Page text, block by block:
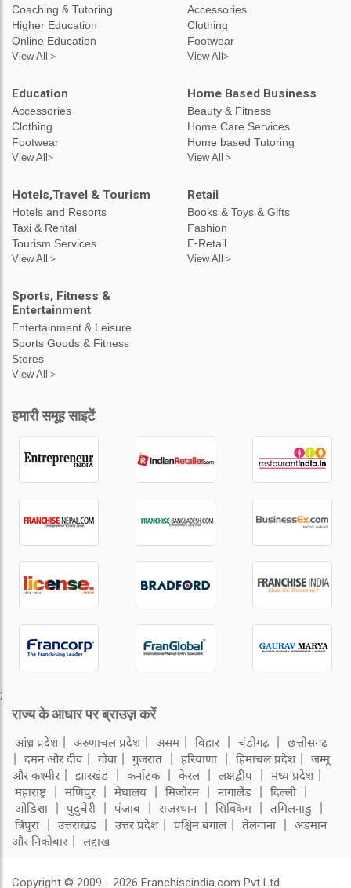
Coaching & Tutoring
Higher Education
Online Education
View All >
Accessories
Clothing
Footwear
View All>
Education
Accessories
Clothing
Footwear
View All>
Home Based Business
Beauty & Fitness
Home Care Services
Home based Tutoring
View All >
Hotels,Travel & Tourism
Hotels and Resorts
Taxi & Rental
Tourism Services
View All >
Retail
Books & Toys & Gifts
Fashion
E-Retail
View All >
Sports, Fitness &
Entertainment
Entertainment & Leisure
Sports Goods & Fitness
Stores
View All >
हमारी समूह साइटें
;
राज्य के आधार पर ब्राउज़ करें
आंध्र प्रदेश अरुणाचल प्रदेश असम बिहार चंडीगढ़
छत्तीसगढ
दमन और दीव
गोवा गुजरात हरियाणा हिमाचल प्रदेश
जम्मू
और कश्मीर
झारखंड कर्नाटक केरल लक्षद्वीप
मध्य प्रदेश
महाराष्ट्र
मणिपुर मेघालय मिजोरम नागालैंड
दिल्ली
ओडिशा
पुदुचेरी पंजाब राजस्थान सिक्किम
तमिलनाडु
त्रिपुरा
उत्तराखंड उत्तर प्रदेश पश्चिम बंगाल तेलंगाना
अंडमान
और निकोबार
लद्दाख
Copyright © 2009 - 2026 Franchiseindia.com Pvt Ltd.